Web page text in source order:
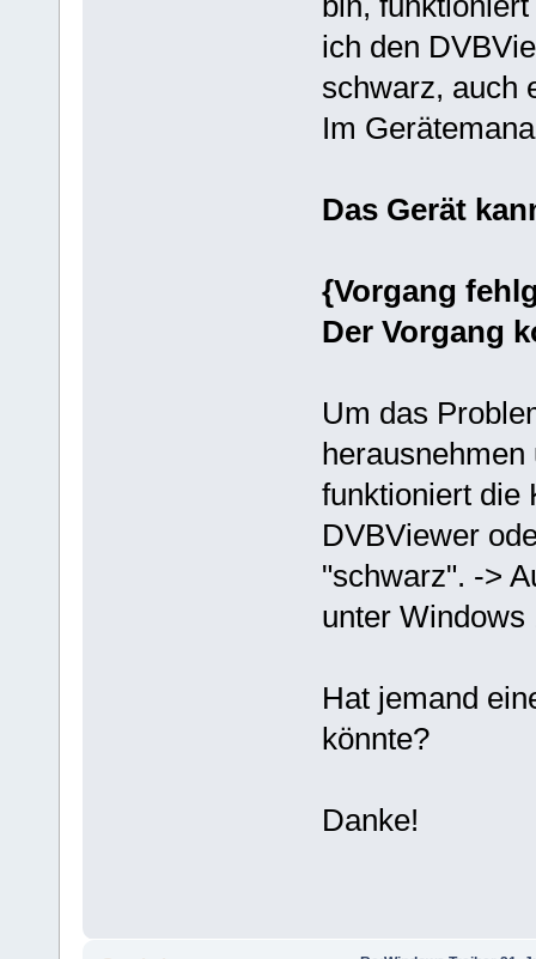
ich den
schwarz, auch
Im
Das Gerät
{Vorgang
Der Vorgang
Um das
funktioniert die
DVBViewer
"schwarz". ->
unter
Hat jemand
könnte?
Danke!